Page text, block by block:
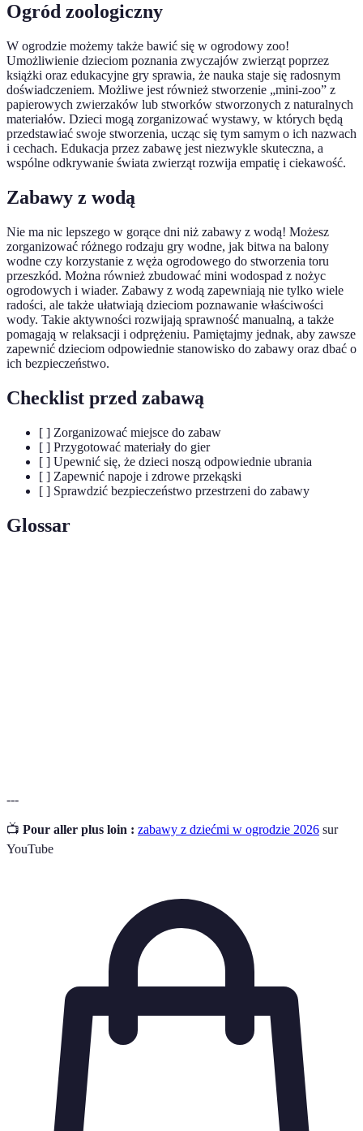
Ogród zoologiczny
W ogrodzie możemy także bawić się w ogrodowy zoo!
Umożliwienie dzieciom poznania zwyczajów zwierząt poprzez
książki oraz edukacyjne gry sprawia, że nauka staje się radosnym
doświadczeniem. Możliwe jest również stworzenie „mini-zoo” z
papierowych zwierzaków lub stworków stworzonych z naturalnych
materiałów. Dzieci mogą zorganizować wystawy, w których będą
przedstawiać swoje stworzenia, ucząc się tym samym o ich nazwach
i cechach. Edukacja przez zabawę jest niezwykle skuteczna, a
wspólne odkrywanie świata zwierząt rozwija empatię i ciekawość.
Zabawy z wodą
Nie ma nic lepszego w gorące dni niż zabawy z wodą! Możesz
zorganizować różnego rodzaju gry wodne, jak bitwa na balony
wodne czy korzystanie z węża ogrodowego do stworzenia toru
przeszkód. Można również zbudować mini wodospad z nożyc
ogrodowych i wiader. Zabawy z wodą zapewniają nie tylko wiele
radości, ale także ułatwiają dzieciom poznawanie właściwości
wody. Takie aktywności rozwijają sprawność manualną, a także
pomagają w relaksacji i odprężeniu. Pamiętajmy jednak, aby zawsze
zapewnić dzieciom odpowiednie stanowisko do zabawy oraz dbać o
ich bezpieczeństwo.
Checklist przed zabawą
[ ] Zorganizować miejsce do zabaw
[ ] Przygotować materiały do gier
[ ] Upewnić się, że dzieci noszą odpowiednie ubrania
[ ] Zapewnić napoje i zdrowe przekąski
[ ] Sprawdzić bezpieczeństwo przestrzeni do zabawy
Glossar
---
📺 Pour aller plus loin : zabawy z dziećmi w ogrodzie 2026 sur
YouTube